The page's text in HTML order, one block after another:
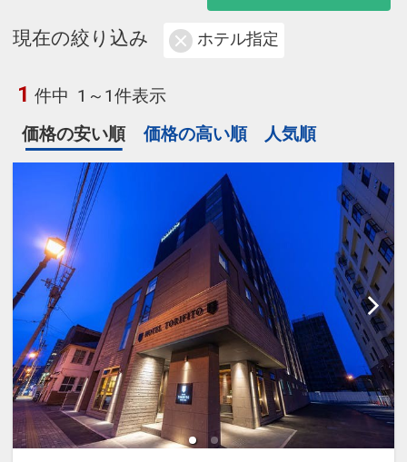
現在の絞り込み ホテル指定
1 件中 1～1件表示
価格の安い順
価格の高い順 人気順